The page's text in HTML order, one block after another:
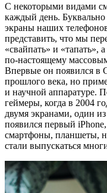
С некоторыми видами
каждый день.
экраны наших
представить, что мы
«свайпать» и «тапать»,
по-настоящему
Впервые он появился в
прошлого века, но
и научной аппаратуре.
геймеры, когда в 2004
двумя экранами, один
появился первый
смартфоны, планшеты,
стали выпускаться